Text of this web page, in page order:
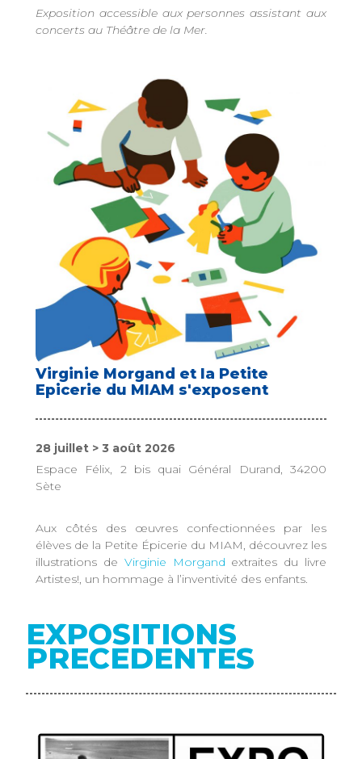
Exposition accessible aux personnes assistant aux
concerts au Théâtre de la Mer.
Virginie Morgand et la Petite
Epicerie du MIAM s'exposent
28 juillet > 3 août 2026
Espace Félix, 2 bis quai Général Durand, 34200
Sète
Aux côtés des œuvres confectionnées par les
élèves de la Petite Épicerie du MIAM, découvrez les
illustrations de Virginie Morgand extraites du livre
Artistes!, un hommage à l’inventivité des enfants.
EXPOSITIONS
PRECEDENTES